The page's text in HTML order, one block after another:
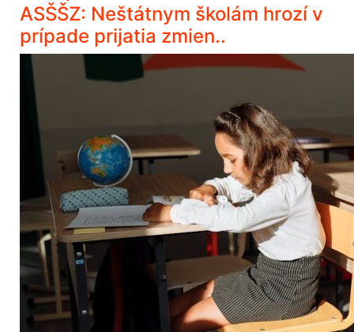
ASŠŠZ: Neštátnym školám hrozí v
prípade prijatia zmien..